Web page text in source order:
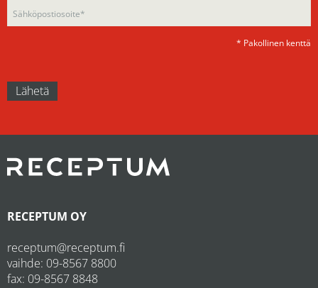
* Pakollinen kenttä
RECEPTUM OY
receptum@receptum.fi
vaihde: 09-8567 8800
fax: 09-8567 8848